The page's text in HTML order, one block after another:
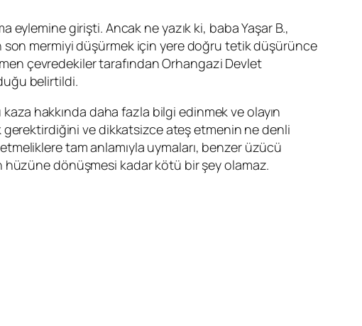
eylemine girişti. Ancak ne yazık ki, baba Yaşar B.,
son mermiyi düşürmek için yere doğru tetik düşürünce
çevredekiler tarafından Orhangazi Devlet
belirtildi.
hakkında daha fazla bilgi edinmek ve olayın
gerektirdiğini ve dikkatsizce ateş etmenin ne denli
tam anlamıyla uymaları, benzer üzücü
hüzüne dönüşmesi kadar kötü bir şey olamaz.